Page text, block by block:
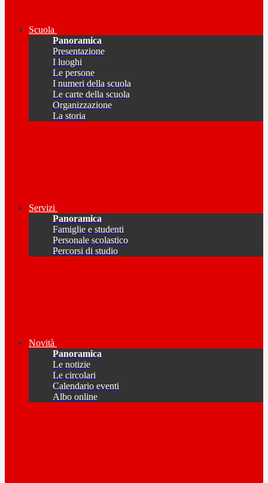
Scuola
Panoramica
Presentazione
I luoghi
Le persone
I numeri della scuola
Le carte della scuola
Organizzazione
La storia
Servizi
Panoramica
Famiglie e studenti
Personale scolastico
Percorsi di studio
Novità
Panoramica
Le notizie
Le circolari
Calendario eventi
Albo online